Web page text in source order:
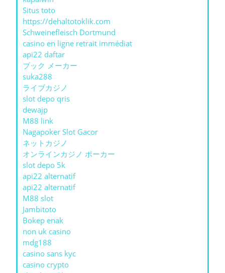
Situs toto
https://dehaltotoklik.com
Schweinefleisch Dortmund
casino en ligne retrait immédiat
api22 daftar
ブック メーカー
suka288
ライブカジノ
slot depo qris
dewajp
M88 link
Nagapoker Slot Gacor
ネットカジノ
オンラインカジノ ポーカー
slot depo 5k
api22 alternatif
api22 alternatif
M88 slot
Jambitoto
Bokep enak
non uk casino
mdg188
casino sans kyc
casino crypto